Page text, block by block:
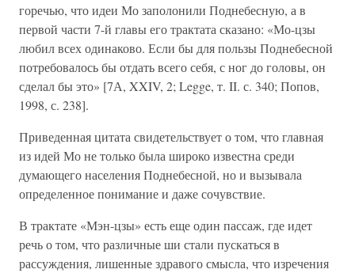
горечью, что идеи Мо заполонили Поднебесную, а в
первой части 7-й главы его трактата сказано: «Мо-цзы
любил всех одинаково. Если бы для пользы Поднебесной
потребовалось бы отдать всего себя, с ног до головы, он
сделал бы это» [7А, XXIV, 2; Legge, т. II. с. 340; Попов,
1998, с. 238].
Приведенная цитата свидетельствует о том, что главная
из идей Мо не только была широко известна среди
думающего населения Поднебесной, но и вызывала
определенное понимание и даже сочувствие.
В трактате «Мэн-цзы» есть еще один пассаж, где идет
речь о том, что различные ши стали пускаться в
рассуждения, лишенные здравого смысла, что изречения